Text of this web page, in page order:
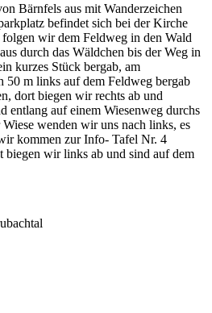
Bärnfels aus mit Wanderzeichen
befindet sich bei der Kirche
folgen wir dem Feldweg in den Wald
durch das Wäldchen bis der Weg in
kurzes Stück bergab, am
50 m links auf dem Feldweg bergab
dort biegen wir rechts ab und
entlang auf einem Wiesenweg durchs
wenden wir uns nach links, es
kommen zur Info- Tafel Nr. 4
wir links ab und sind auf dem